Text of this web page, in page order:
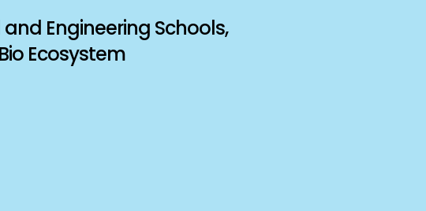
Engineering Schools,
Ecosystem